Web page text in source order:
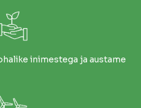
inimestega ja austame